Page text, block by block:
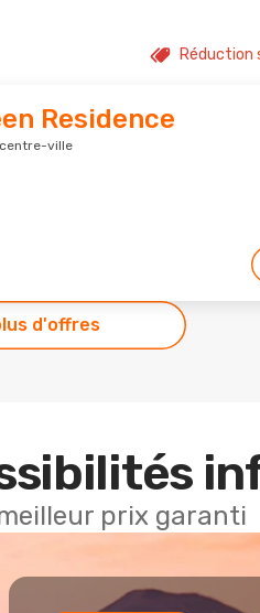
Réduction
Residence
centre-ville
d'offres
prix garanti